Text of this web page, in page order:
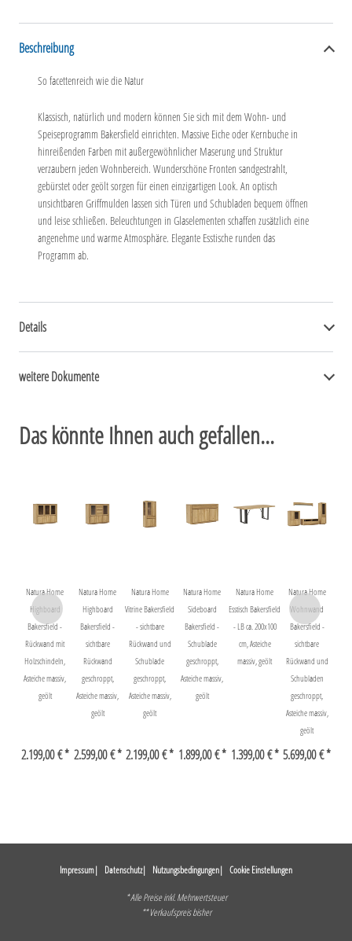
Beschreibung
So facettenreich wie die Natur
Klassisch, natürlich und modern können Sie sich mit dem Wohn- und
Speiseprogramm Bakersfield einrichten. Massive Eiche oder Kernbuche in
hinreißenden Farben mit außergewöhnlicher Maserung und Struktur
verzaubern jeden Wohnbereich. Wunderschöne Fronten sandgestrahlt,
gebürstet oder geölt sorgen für einen einzigartigen Look. An optisch
unsichtbaren Griffmulden lassen sich Türen und Schubladen bequem öffnen
und leise schließen. Beleuchtungen in Glaselementen schaffen zusätzlich eine
angenehme und warme Atmosphäre. Elegante Esstische runden das
Programm ab.
Details
weitere Dokumente
Das könnte Ihnen auch gefallen...
Natura Home
Highboard
Bakersfield -
Rückwand mit
Holzschindeln,
Asteiche massiv,
geölt
2.199,00 € *
Natura Home
Highboard
Bakersfield -
sichtbare
Rückwand
geschroppt,
Asteiche massiv,
geölt
2.599,00 € *
Natura Home
Vitrine Bakersfield
- sichtbare
Rückwand und
Schublade
geschroppt,
Asteiche massiv,
geölt
2.199,00 € *
Natura Home
Sideboard
Bakersfield -
Schublade
geschroppt,
Asteiche massiv,
geölt
1.899,00 € *
Natura Home
Esstisch Bakersfield
- LB ca. 200x100
cm, Asteiche
massiv, geölt
1.399,00 € *
Natura Home
Wohnwand
Bakersfield -
sichtbare
Rückwand und
Schubladen
geschroppt,
Asteiche massiv,
geölt
5.699,00 € *
Impressum Datenschutz Nutzungsbedingungen Cookie Einstellungen
* Alle Preise inkl. Mehrwertsteuer
** Verkaufspreis bisher